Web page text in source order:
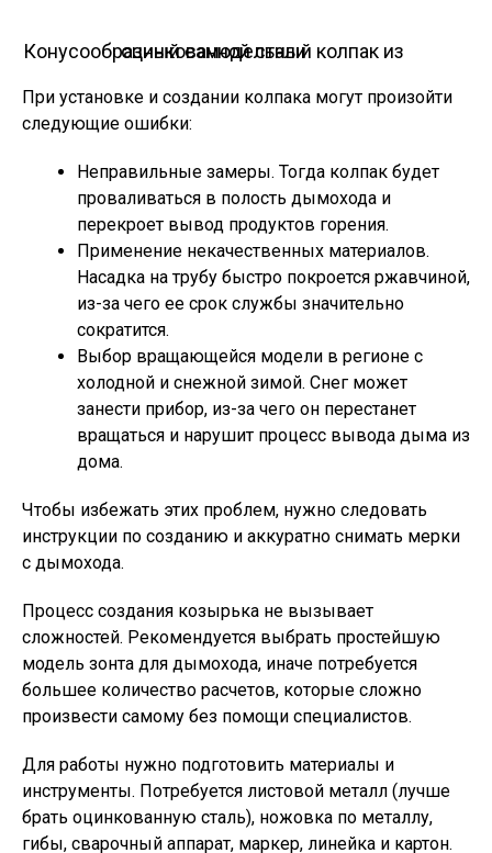
Конусообразный самодельный колпак из оцинкованной стали
При установке и создании колпака могут произойти
следующие ошибки:
Неправильные замеры. Тогда колпак будет
проваливаться в полость дымохода и
перекроет вывод продуктов горения.
Применение некачественных материалов.
Насадка на трубу быстро покроется ржавчиной,
из-за чего ее срок службы значительно
сократится.
Выбор вращающейся модели в регионе с
холодной и снежной зимой. Снег может
занести прибор, из-за чего он перестанет
вращаться и нарушит процесс вывода дыма из
дома.
Чтобы избежать этих проблем, нужно следовать
инструкции по созданию и аккуратно снимать мерки
с дымохода.
Процесс создания козырька не вызывает
сложностей. Рекомендуется выбрать простейшую
модель зонта для дымохода, иначе потребуется
большее количество расчетов, которые сложно
произвести самому без помощи специалистов.
Для работы нужно подготовить материалы и
инструменты. Потребуется листовой металл (лучше
брать оцинкованную сталь), ножовка по металлу,
гибы, сварочный аппарат, маркер, линейка и картон.